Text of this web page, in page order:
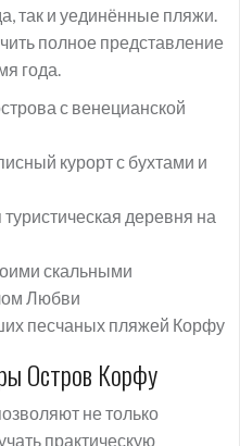
так и уединённые пляжи.
полное представление
года.
с венецианской
курорт с бухтами и
деревня на
скальными
Любви
песчаных пляжей Корфу
Остров Корфу
не только
практическую